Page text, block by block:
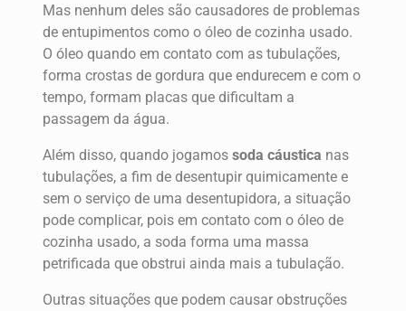
Mas nenhum deles são causadores de problemas
de entupimentos como o óleo de cozinha usado.
O óleo quando em contato com as tubulações,
forma crostas de gordura que endurecem e com o
tempo, formam placas que dificultam a
passagem da água.
Além disso, quando jogamos soda cáustica nas
tubulações, a fim de desentupir quimicamente e
sem o serviço de uma desentupidora, a situação
pode complicar, pois em contato com o óleo de
cozinha usado, a soda forma uma massa
petrificada que obstrui ainda mais a tubulação.
Outras situações que podem causar obstruções